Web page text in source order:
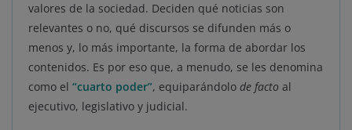
valores de la sociedad. Deciden qué noticias son
relevantes o no, qué discursos se difunden más o
menos y, lo más importante, la forma de abordar los
contenidos. Es por eso que, a menudo, se les denomina
como el “cuarto poder”, equiparándolo de facto al
ejecutivo, legislativo y judicial.